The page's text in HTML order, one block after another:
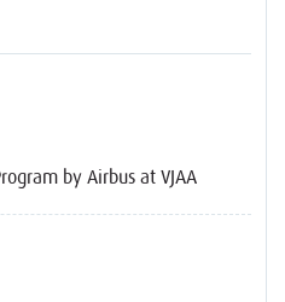
by Airbus at VJAA